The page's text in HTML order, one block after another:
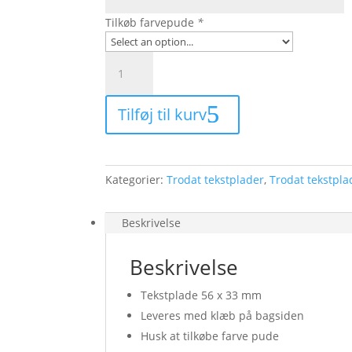
Tilkøb farvepude *
Trodat
5206
56
33
mm
Tilføj til kurv
Kategorier:Trodat tekstplader,Trodat
Beskrivelse
Beskrivelse
Tekstplade 56 x 33 mm
Leveres med klæb på bagsiden
Husk at tilkøbe farve pude